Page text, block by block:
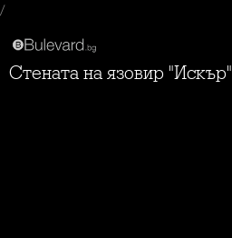
/
Стената на язовир "Искър"